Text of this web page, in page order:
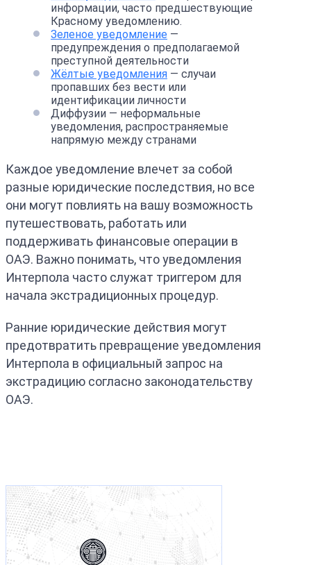
информации, часто предшествующие
Красному уведомлению.
Зеленое уведомление —
предупреждения о предполагаемой
преступной деятельности
Жёлтые уведомления — случаи
пропавших без вести или
идентификации личности
Диффузии — неформальные
уведомления, распространяемые
напрямую между странами
Каждое уведомление влечет за собой
разные юридические последствия, но все
они могут повлиять на вашу возможность
путешествовать, работать или
поддерживать финансовые операции в
ОАЭ. Важно понимать, что уведомления
Интерпола часто служат триггером для
начала экстрадиционных процедур.
Ранние юридические действия могут
предотвратить превращение уведомления
Интерпола в официальный запрос на
экстрадицию согласно законодательству
ОАЭ.